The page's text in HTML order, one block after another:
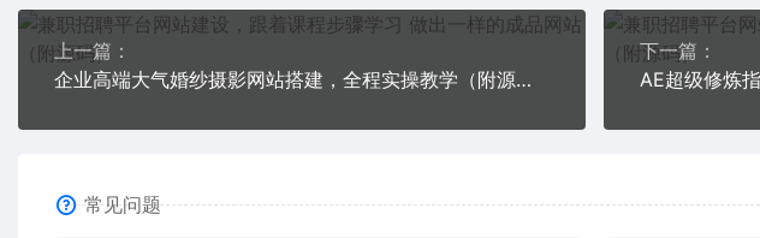
上一篇：
企业高端大气婚纱摄影网站搭建，全程实操教学（附源码）
下一篇：
常见问题